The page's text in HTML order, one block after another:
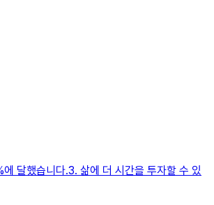
달했습니다.3. 삶에 더 시간을 투자할 수 있